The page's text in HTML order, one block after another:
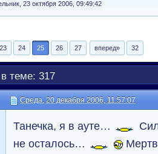
23 октября 2006, 09:49:42
23 24 25 26 27 вперед» 32
теме: 317
Среда, 20 декабря 2006, 11:57:07
Танечка, я в ауте…
не осталось…